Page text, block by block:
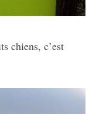
chiens, c’est